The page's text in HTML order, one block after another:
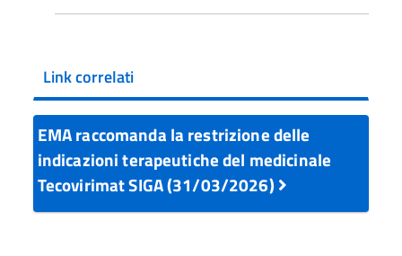
Link correlati
EMA raccomanda la restrizione delle
indicazioni terapeutiche del medicinale
Tecovirimat SIGA (31/03/2026)